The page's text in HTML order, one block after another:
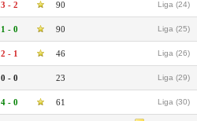
3 - 2 90 Liga (24)
1 - 0 90 Liga (25)
2 - 1 46 Liga (26)
0 - 0 23 Liga (29)
4 - 0 61 Liga (30)